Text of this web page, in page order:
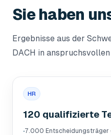
Sie haben
Ergebnisse aus der
DACH in
HR
120 qualifizierte
·7.000 Entscheidungsträger